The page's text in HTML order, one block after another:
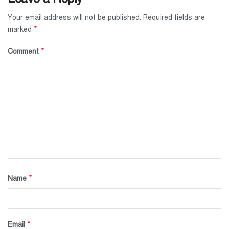
Your email address will not be published. Required fields are
marked *
Comment *
Name *
Email *